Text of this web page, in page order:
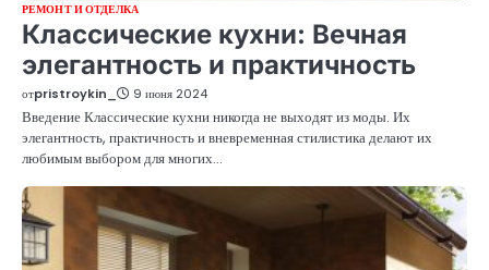
РЕМОНТ И ОТДЕЛКА
Классические кухни: Вечная
элегантность и практичность
отpristroykin_ 9 июня 2024
Введение Классические кухни никогда не выходят из моды. Их
элегантность, практичность и вневременная стилистика делают их
любимым выбором для многих…